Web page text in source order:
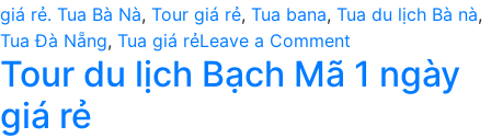
giá rẻ. Tua Bà Nà, Tour giá rẻ, Tua bana, Tua du lịch Bà nà,
Tua Đà Nẵng, Tua giá rẻLeave a Comment
Du
lịch
Tour du lịch Bạch Mã 1 ngày
giá rẻ